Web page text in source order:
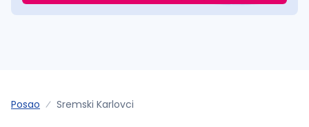
Posao Sremski Karlovci